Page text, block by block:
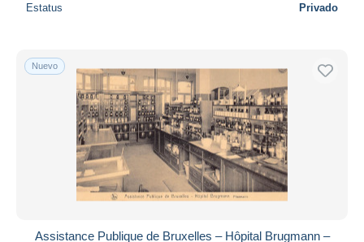
Estatus Privado
Nuevo
Assistance Publique de Bruxelles – Hôpital Brugmann –